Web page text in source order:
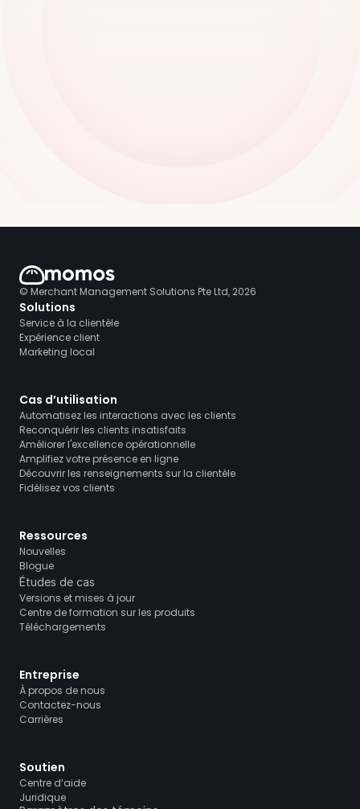
© Merchant Management Solutions Pte Ltd, 2026
Solutions
Service à la clientèle
Expérience client
Marketing local
Cas d’utilisation
Automatisez les interactions avec les clients
Reconquérir les clients insatisfaits
Améliorer l'excellence opérationnelle
Amplifiez votre présence en ligne
Découvrir les renseignements sur la clientèle
Fidélisez vos clients
Ressources
Nouvelles
Blogue
Études de cas
Versions et mises à jour
Centre de formation sur les produits
Téléchargements
Entreprise
À propos de nous
Contactez-nous
Carrières
Soutien
Centre d’aide
Juridique